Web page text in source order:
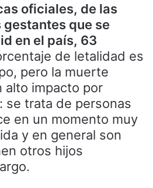
oficiales, de las
gestantes que se
en el país, 63
de letalidad es
pero la muerte
alto impacto por
se trata de personas
en un momento muy
y en general son
otros hijos